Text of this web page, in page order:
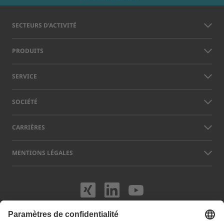
SECTEURS D’ACTIVITÉ
PRODUITS
SERVICE
SOCIÉTÉ
CARRIÈRES
MENTIONS LÉGALES
Rendez-nous
Rendez-